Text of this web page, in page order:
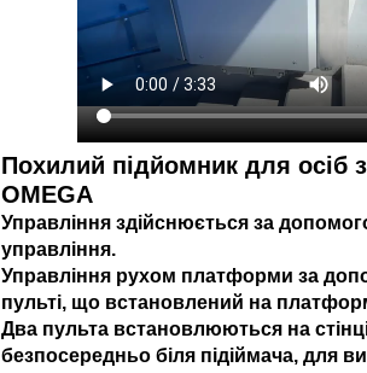
Похилий підйомник для осіб
OMEGA
Управління здійснюється за
управління.
Управління рухом платформи за
пульті, що встановлений на
Два пульта встановлюються на
безпосередньо біля підіймача, для